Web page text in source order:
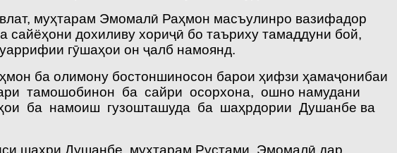
муҳтарам Эмомалӣ Раҳмон масъулинро вазифадор
дохиливу хориҷӣ бо таъриху тамаддуни бой,
гӯшаҳои он ҷалб намоянд.
ба олимону бостоншиносон барои ҳифзи ҳамаҷонибаи
тамошобинон ба сайри осорхона, ошно намудани
ба намоиш гузошташуда ба шаҳрдории Душанбе ва
шаҳри Душанбе, муҳтарам Рустами Эмомалӣ дар